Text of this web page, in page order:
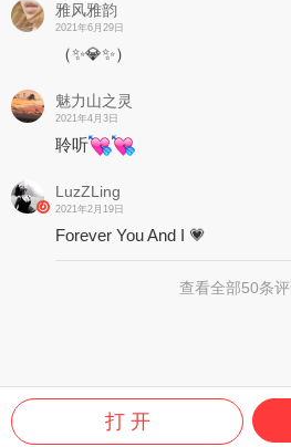
雅风雅韵
2021年6月29日
（✨💎✨）
魅力山之灵
2021年4月3日
聆听
LuzZLing
2021年2月19日
Forever You And I 💗
查看全部50条
打 开